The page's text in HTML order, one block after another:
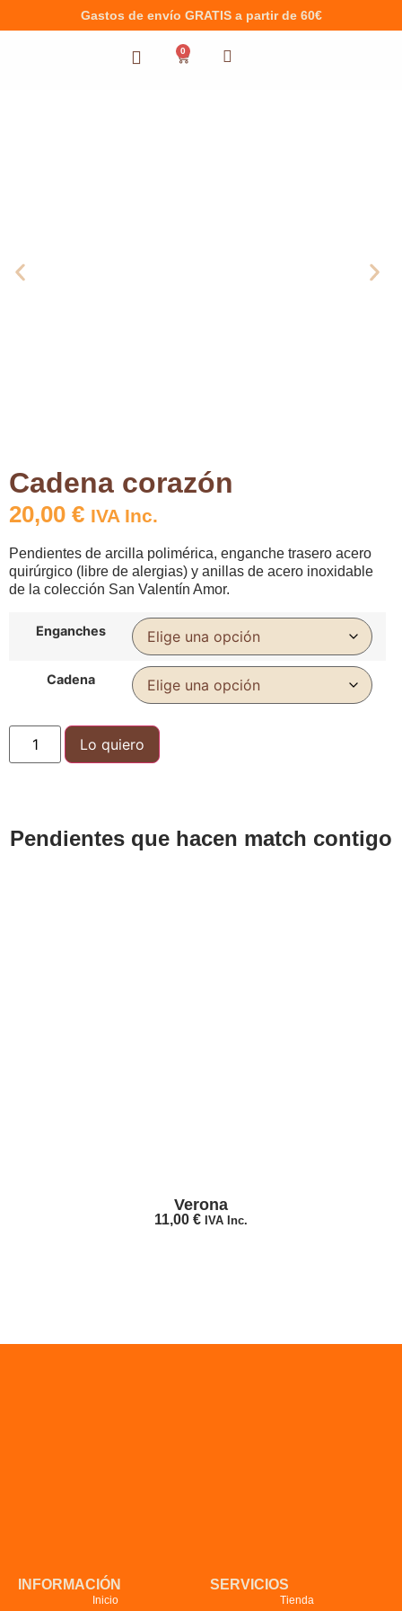
Gastos de envío GRATIS a partir de 60€
0
Cadena corazón
20,00 € IVA Inc.
Pendientes de arcilla polimérica, enganche trasero acero
quirúrgico (libre de alergias) y anillas de acero inoxidable
de la colección San Valentín Amor.
Enganches
Cadena
Lo quiero
Pendientes que hacen match contigo
Verona
11,00 € IVA Inc.
INFORMACIÓN
Inicio
SERVICIOS
Tienda